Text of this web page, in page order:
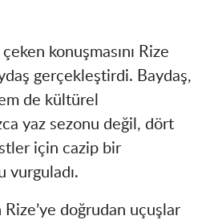
konuşmasını Rize
gerçekleştirdi. Baydaş,
de kültürel
yaz sezonu değil, dört
için cazip bir
vurguladı.
doğrudan uçuşlar